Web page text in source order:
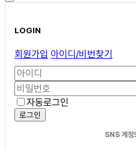
LOGIN
회원가입 아이디/비번찾기
자동로그인
로그인
SNS 계정